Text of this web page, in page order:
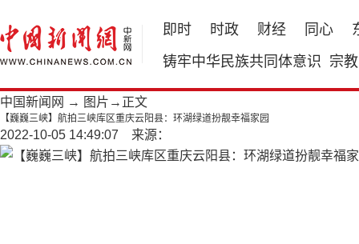
即时 时政 财经 同心
铸牢中华民族共同体意识 宗教
中国新闻网 → 图片 →正文
【巍巍三峡】航拍三峡库区重庆云阳县：环湖绿道扮靓幸福家园
2022-10-05 14:49:07 来源：